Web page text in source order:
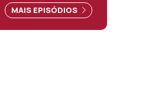
MAIS EPISÓDIOS